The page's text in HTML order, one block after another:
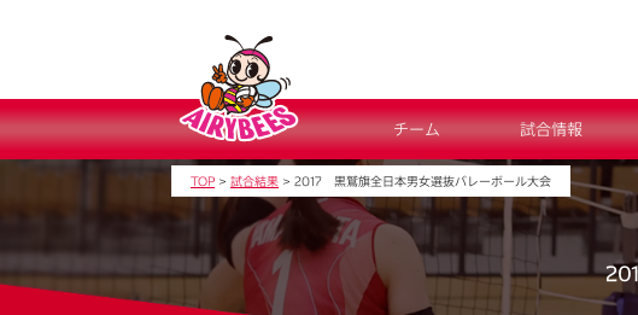
チーム 試合情報
TOP > 試合結果 > 2017 黒鷲旗全日本男女選抜バレーボール大会